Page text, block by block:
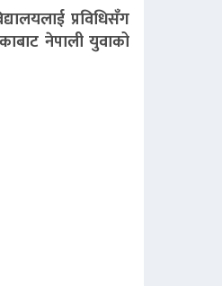
प्रविधिसँग
नेपाली युवाको